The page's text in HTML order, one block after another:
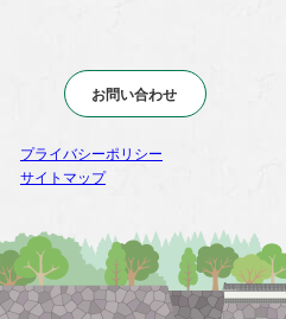
お問い合わせ
プライバシーポリシー
サイトマップ